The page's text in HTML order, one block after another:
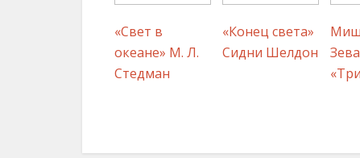
«Свет в
океане» М. Л.
Стедман
«Конец света»
Сидни Шелдон